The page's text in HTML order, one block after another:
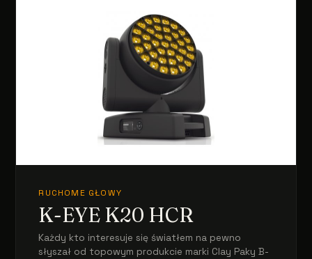
RUCHOME GŁOWY
K-EYE K20 HCR
Każdy kto interesuje się światłem na pewno
słyszał od topowym produkcie marki Clay Paky B-